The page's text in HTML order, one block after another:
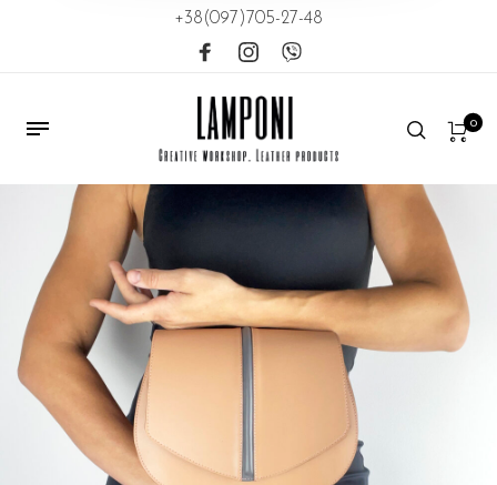
+38(097)705-27-48
0